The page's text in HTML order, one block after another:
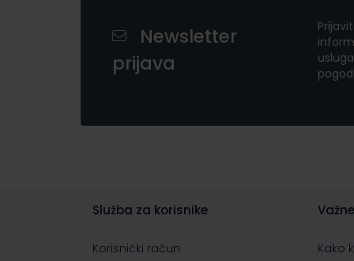
Newsletter
prijava
Služba za korisnike
Korisnički račun Kako